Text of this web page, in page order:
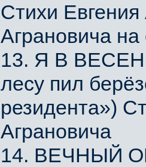
Стихи
Аграновича
13. Я В
лесу пил
резидента»)
Аграновича
14. ВЕЧНЫЙ